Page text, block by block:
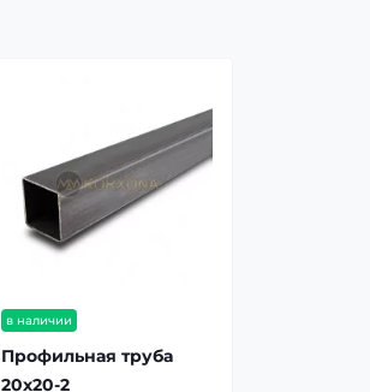
в наличии
Профильная труба
20х20-2